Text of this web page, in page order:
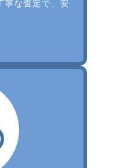
寧な査定で、安